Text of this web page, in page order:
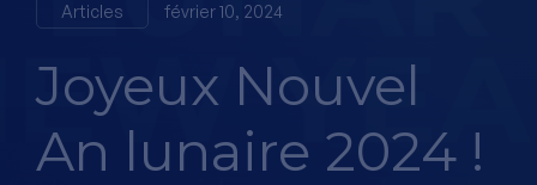
Articles février 10, 2024
Joyeux Nouvel
An lunaire 2024 !